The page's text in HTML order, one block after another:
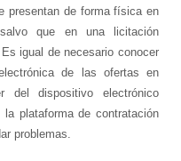
presentan de forma física en
que en una licitación
igual de necesario conocer
de las ofertas en
del dispositivo electrónico
plataforma de contratación
problemas.